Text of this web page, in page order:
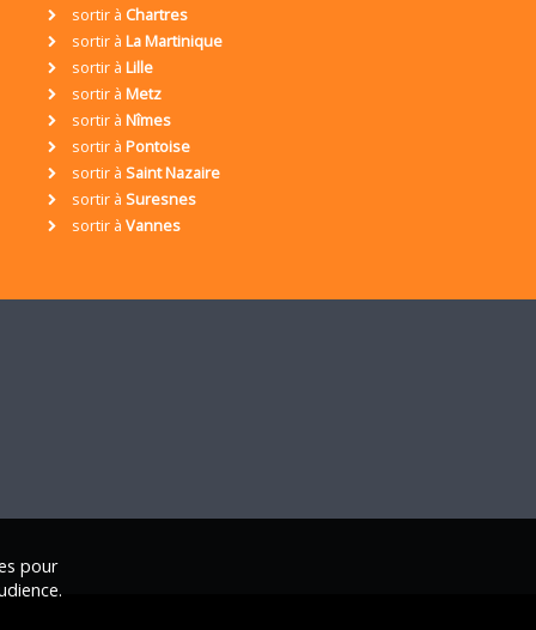
sortir à Chartres
sortir à La Martinique
sortir à Lille
sortir à Metz
sortir à Nîmes
sortir à Pontoise
sortir à Saint Nazaire
sortir à Suresnes
sortir à Vannes
pour